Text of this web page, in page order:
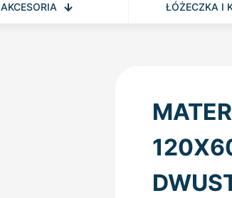
AKCESORIA ŁÓŻECZKA I